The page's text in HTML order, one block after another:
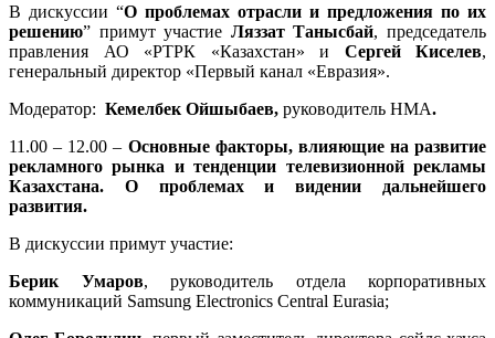
В дискуссии “О проблемах отрасли и предложения по их
решению” примут участие Ляззат Танысбай, председатель
правления АО «РТРК «Казахстан» и Сергей Киселев,
генеральный директор «Первый канал «Евразия».
Модератор: Кемелбек Ойшыбаев, руководитель НМА.
11.00 – 12.00 – Основные факторы, влияющие на развитие
рекламного рынка и тенденции телевизионной рекламы
Казахстана. О проблемах и видении дальнейшего
развития.
В дискуссии примут участие:
Берик Умаров, руководитель отдела корпоративных
коммуникаций Samsung Electronics Central Eurasia;